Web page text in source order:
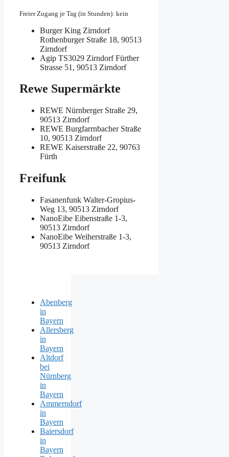
Freier Zugang je Tag (in Stunden): kein
Burger King Zirndorf
Rothenburger Straße 18, 90513
Zirndorf
Agip TS3029 ZirndorfFürther
Strasse 51, 90513 Zirndorf
Rewe Supermärkte
REWE Nürnberger Straße 29,
90513 Zirndorf
REWE Burgfarrnbacher Straße
10, 90513 Zirndorf
REWE Kaiserstraße 22, 90763
Fürth
Freifunk
Fasanenfunk Walter-Gropius-
Weg 13, 90513 Zirndorf
NanoEibe Eibenstraße 1-3,
90513 Zirndorf
NanoEibe Weiherstraße 1-3,
90513 Zirndorf
Abenberg
in
Bayern
Allersberg
in
Bayern
Altdorf
bei
Nürnberg
in
Bayern
Ammerndorf
in
Bayern
Baiersdorf
in
Bayern